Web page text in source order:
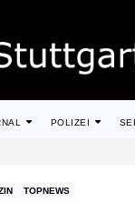
POLIZEI
TOPNEWS